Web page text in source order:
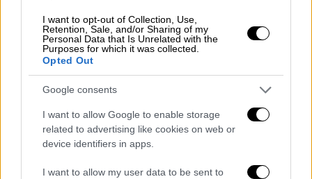
I want to opt-out of Collection, Use,
Retention, Sale, and/or Sharing of my
Personal Data that Is Unrelated with the
Purposes for which it was collected.
Opted Out
Google consents
I want to allow Google to enable storage
related to advertising like cookies on web or
device identifiers in apps.
I want to allow my user data to be sent to
Κι αυτό διότι η συντήρηση του δικτύου και η
διατήρησή του σε ένα ασφαλές επίπεδο
είναι ευθύνη του διαχειριστή της υποδομής,
δηλαδή του ΟΣΕ. Ετσι, για μια σειρά αιτιών
εξαιτίας των οποίων συχνά υπάρχουν
δρομολογίων, όπως προβλήματα στα
κλειδιά, διακοπές ηλεκτροδότησης, κλπ δεν